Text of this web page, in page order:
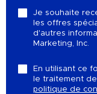
Je souhaite
les offres
d'autres
Marketing, Inc.
En utilisant ce
le traitement
politique de